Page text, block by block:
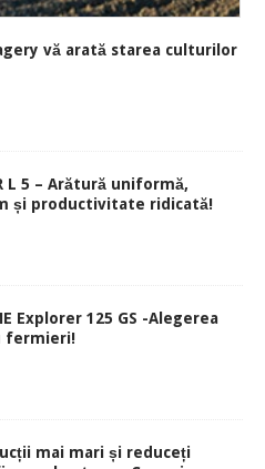
vă arată starea culturilor
L 5 – Arătură uniformă,
și productivitate ridicată!
Explorer 125 GS -Alegerea
fermieri!
mai mari și reduceți